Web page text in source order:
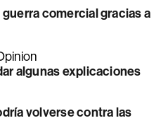
comercial gracias a
algunas explicaciones
volverse contra las